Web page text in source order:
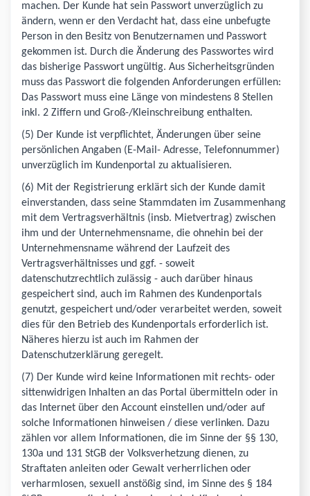
machen. Der Kunde hat sein Passwort unverzüglich zu
ändern, wenn er den Verdacht hat, dass eine unbefugte
Person in den Besitz von Benutzernamen und Passwort
gekommen ist. Durch die Änderung des Passwortes wird
das bisherige Passwort ungültig. Aus Sicherheitsgründen
muss das Passwort die folgenden Anforderungen erfüllen:
Das Passwort muss eine Länge von mindestens 8 Stellen
inkl. 2 Ziffern und Groß-/Kleinschreibung enthalten.
(5) Der Kunde ist verpflichtet, Änderungen über seine
persönlichen Angaben (E-Mail- Adresse, Telefonnummer)
unverzüglich im Kundenportal zu aktualisieren.
(6) Mit der Registrierung erklärt sich der Kunde damit
einverstanden, dass seine Stammdaten im Zusammenhang
mit dem Vertragsverhältnis (insb. Mietvertrag) zwischen
ihm und der Unternehmensname, die ohnehin bei der
Unternehmensname während der Laufzeit des
Vertragsverhältnisses und ggf. - soweit
datenschutzrechtlich zulässig - auch darüber hinaus
gespeichert sind, auch im Rahmen des Kundenportals
genutzt, gespeichert und/oder verarbeitet werden, soweit
dies für den Betrieb des Kundenportals erforderlich ist.
Näheres hierzu ist auch im Rahmen der
Datenschutzerklärung geregelt.
(7) Der Kunde wird keine Informationen mit rechts- oder
sittenwidrigen Inhalten an das Portal übermitteln oder in
das Internet über den Account einstellen und/oder auf
solche Informationen hinweisen / diese verlinken. Dazu
zählen vor allem Informationen, die im Sinne der §§ 130,
130a und 131 StGB der Volksverhetzung dienen, zu
Straftaten anleiten oder Gewalt verherrlichen oder
verharmlosen, sexuell anstößig sind, im Sinne des § 184